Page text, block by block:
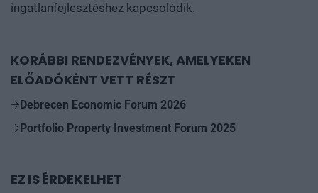
ingatlanfejlesztéshez kapcsolódik.
KORÁBBI RENDEZVÉNYEK, AMELYEKEN
ELŐADÓKÉNT VETT RÉSZT
Debrecen Economic Forum 2026
Portfolio Property Investment Forum 2025
EZ IS ÉRDEKELHET